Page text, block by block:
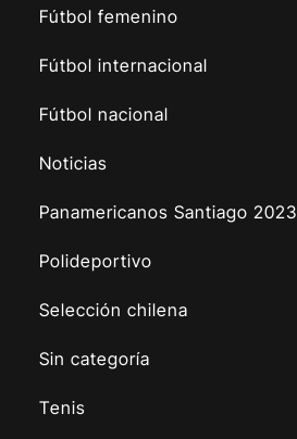
Fútbol femenino
Fútbol internacional
Fútbol nacional
Noticias
Panamericanos Santiago 2023
Polideportivo
Selección chilena
Sin categoría
Tenis